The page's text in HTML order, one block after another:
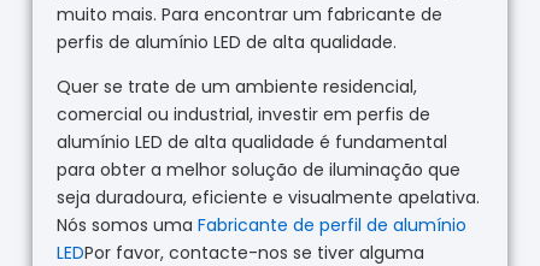
muito mais. Para encontrar um fabricante de
perfis de alumínio LED de alta qualidade.
Quer se trate de um ambiente residencial,
comercial ou industrial, investir em perfis de
alumínio LED de alta qualidade é fundamental
para obter a melhor solução de iluminação que
seja duradoura, eficiente e visualmente apelativa.
Nós somos uma Fabricante de perfil de alumínio
LEDPor favor, contacte-nos se tiver alguma